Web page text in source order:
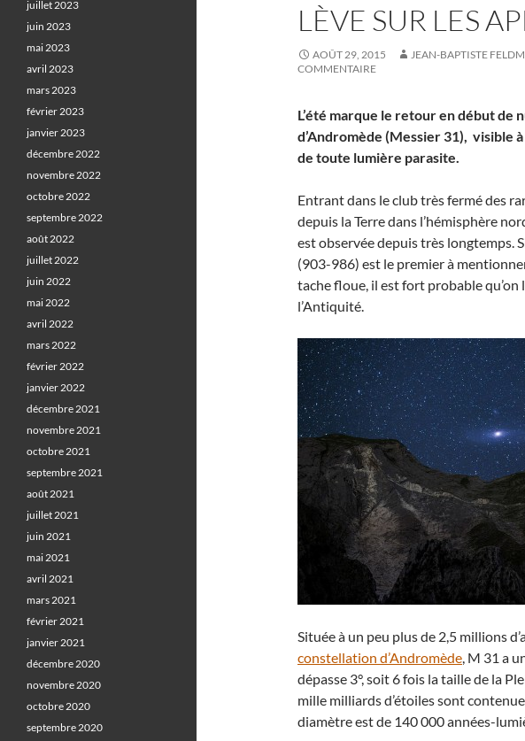
LÈVE SUR LES
AOÛT 29, 2015 JEAN-BAPTISTE
COMMENTAIRE
L’été marque le retour en début de
d’Andromède (Messier 31), visible
de toute lumière parasite.
Entrant dans le club très fermé des
depuis la Terre dans l’hémisphère
est observée depuis très longtemps.
(903-986) est le premier à
tache floue, il est fort probable qu’on
l’Antiquité.
Située à un peu plus de 2,5 millions
constellation d’Andromède, M 31 a
dépasse 3°, soit 6 fois la taille de la
mille milliards d’étoiles sont
diamètre est de 140 000 années-
juillet 2023
juin 2023
mai 2023
avril 2023
mars 2023
février 2023
janvier 2023
décembre 2022
novembre 2022
octobre 2022
septembre 2022
août 2022
juillet 2022
juin 2022
mai 2022
avril 2022
mars 2022
février 2022
janvier 2022
décembre 2021
novembre 2021
octobre 2021
septembre 2021
août 2021
juillet 2021
juin 2021
mai 2021
avril 2021
mars 2021
février 2021
janvier 2021
décembre 2020
novembre 2020
octobre 2020
septembre 2020